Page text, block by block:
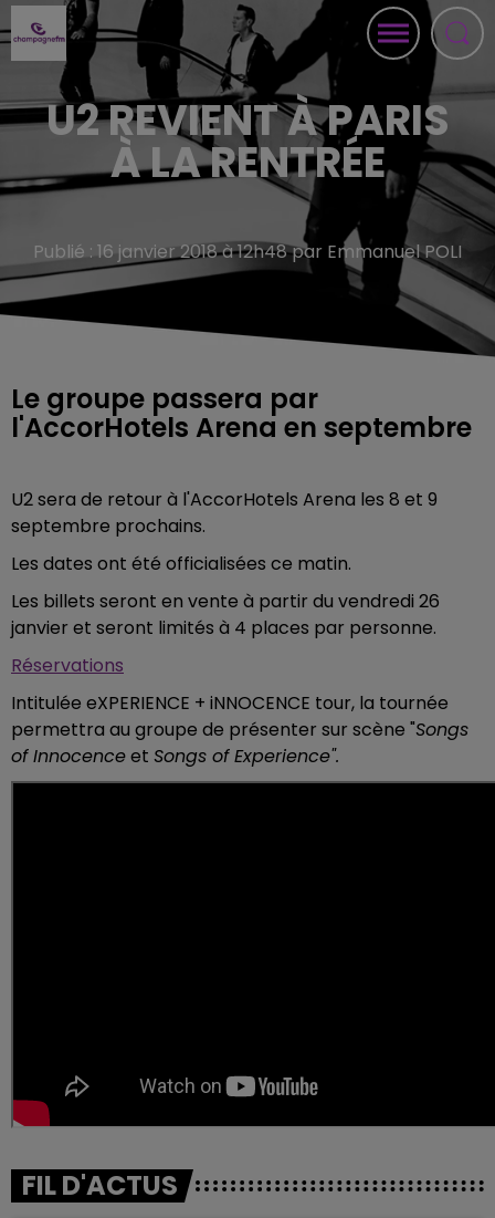
U2 REVIENT À PARIS
À LA RENTRÉE
Publié : 16 janvier 2018 à 12h48 par Emmanuel POLI
Le groupe passera par
l'AccorHotels Arena en septembre
U2 sera de retour à l'AccorHotels Arena les 8 et 9
septembre prochains.
Les dates ont été officialisées ce matin.
Les billets seront en vente à partir du vendredi 26
janvier et seront limités à 4 places par personne.
Réservations
Intitulée eXPERIENCE + iNNOCENCE tour, la tournée
permettra au groupe de présenter sur scène "Songs
of Innocenceet Songs of Experience".
FIL D'ACTUS